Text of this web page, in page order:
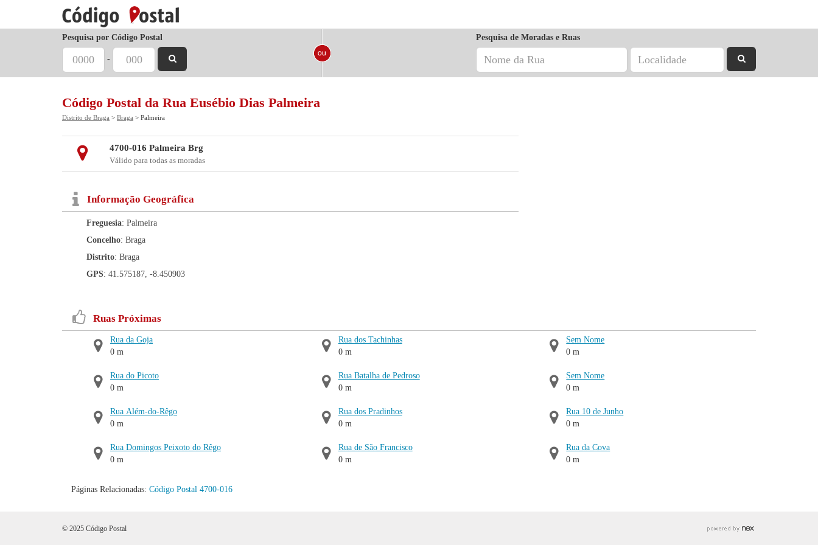
Pesquisa por Código Postal
-
Pesquisa de Moradas e Ruas
Código Postal da Rua Eusébio Dias Palmeira
Distrito de Braga > Braga > Palmeira
4700-016 Palmeira Brg
Válido para todas as moradas
Informação Geográfica
Freguesia: Palmeira
Concelho: Braga
Distrito: Braga
GPS: 41.575187, -8.450903
Ruas Próximas
Rua da Goja
0 m
Rua do Picoto
0 m
Rua Além-do-Rêgo
0 m
Rua Domingos Peixoto do Rêgo
0 m
Rua dos Tachinhas
0 m
Rua Batalha de Pedroso
0 m
Rua dos Pradinhos
0 m
Rua de São Francisco
0 m
Sem Nome
0 m
Sem Nome
0 m
Rua 10 de Junho
0 m
Rua da Cova
0 m
Páginas Relacionadas: Código Postal 4700-016
© 2025 Código Postal